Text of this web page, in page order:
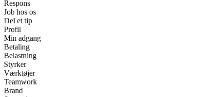
Respons
Job hos os
Del et tip
Profil
Min adgang
Betaling
Belastning
Styrker
Værktøjer
Teamwork
Brand